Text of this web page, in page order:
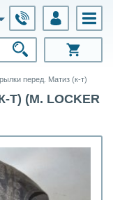
перед. Матиз (к-т)
(M. LOCKER